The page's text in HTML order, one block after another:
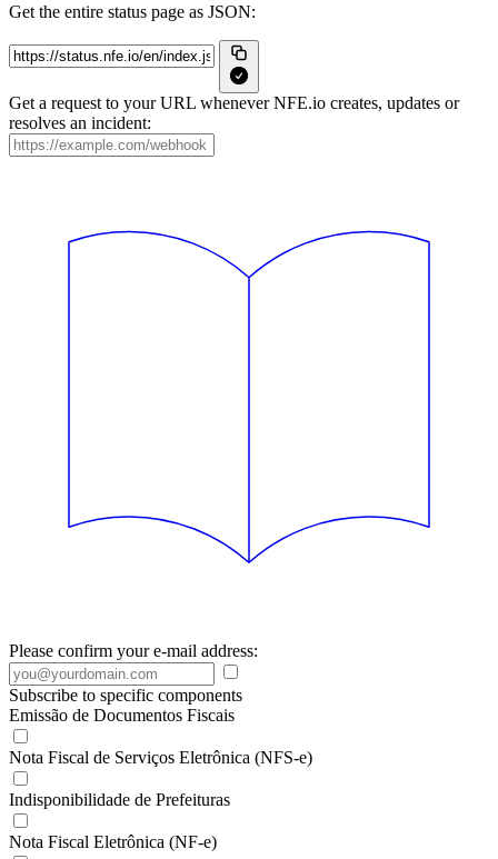
Get the entire status page as JSON:
Get a request to your URL whenever NFE.io creates, updates or
resolves an incident:
Please confirm your e-mail address:
Subscribe to specific components
Emissão de Documentos Fiscais
Nota Fiscal de Serviços Eletrônica (NFS-e)
Indisponibilidade de Prefeituras
Nota Fiscal Eletrônica (NF-e)